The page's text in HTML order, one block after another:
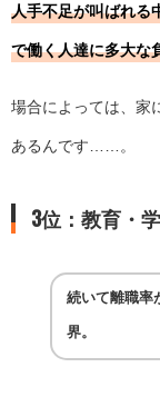
人手不足が叫ばれる
で働く人達に多大な
場合によっては、家
あるんです……。
3位：教育・
続いて離職率
界。